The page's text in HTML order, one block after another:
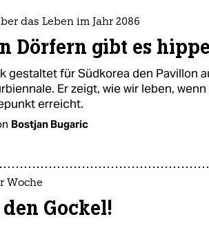
das Leben im Jahr 2086
Dörfern gibt es
gestaltet für Südkorea den Pavillon
Er zeigt, wie wir leben,
erreicht.
Bostjan Bugaric
Woche
Gockel!